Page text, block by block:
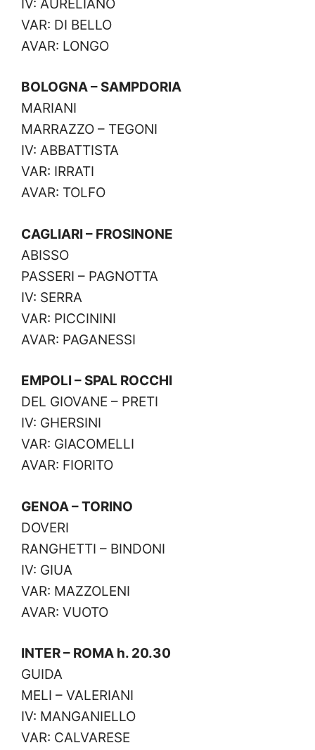
IV: AURELIANO
VAR: DI BELLO
AVAR: LONGO
BOLOGNA – SAMPDORIA
MARIANI
MARRAZZO – TEGONI
IV: ABBATTISTA
VAR: IRRATI
AVAR: TOLFO
CAGLIARI – FROSINONE
ABISSO
PASSERI – PAGNOTTA
IV: SERRA
VAR: PICCININI
AVAR: PAGANESSI
EMPOLI – SPAL ROCCHI
DEL GIOVANE – PRETI
IV: GHERSINI
VAR: GIACOMELLI
AVAR: FIORITO
GENOA – TORINO
DOVERI
RANGHETTI – BINDONI
IV: GIUA
VAR: MAZZOLENI
AVAR: VUOTO
INTER – ROMA h. 20.30
GUIDA
MELI – VALERIANI
IV: MANGANIELLO
VAR: CALVARESE